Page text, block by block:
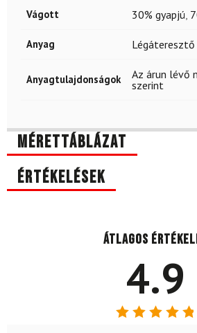
Vágott 30% gyapjú,
Anyag Légáteresztő
Anyagtulajdonságok
Az árun lévő
szerint
Mérettáblázat
Értékelések
Átlagos
4.9